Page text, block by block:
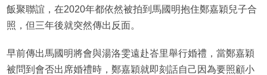
飯聚聯誼，在2020年都依然被拍到馬國明抱住鄭嘉穎兒子合
照，但三年後就突然傳出反面。
早前傳出馬國明將會與湯洛雯遠赴峇里舉行婚禮，當鄭嘉穎
被問到會否出席婚禮時，鄭嘉穎就即刻話自己因為要照顧小